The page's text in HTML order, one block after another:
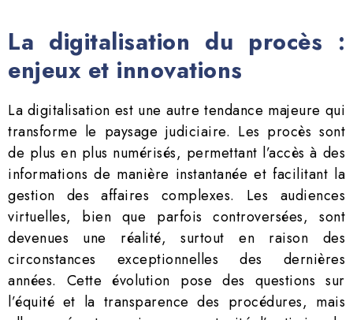
La digitalisation du procès :
enjeux et innovations
La digitalisation est une autre tendance majeure qui
transforme le paysage judiciaire. Les procès sont
de plus en plus numérisés, permettant l’accès à des
informations de manière instantanée et facilitant la
gestion des affaires complexes. Les audiences
virtuelles, bien que parfois controversées, sont
devenues une réalité, surtout en raison des
circonstances exceptionnelles des dernières
années. Cette évolution pose des questions sur
l’équité et la transparence des procédures, mais